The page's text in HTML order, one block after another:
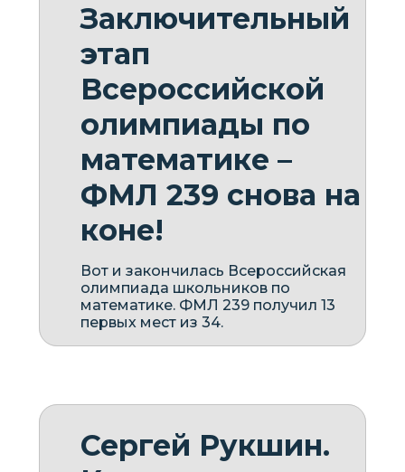
Заключительный
этап
Всероссийской
олимпиады по
математике –
ФМЛ 239 снова на
коне!
Вот и закончилась Всероссийская
олимпиада школьников по
математике. ФМЛ 239 получил 13
первых мест из 34.
Сергей Рукшин.